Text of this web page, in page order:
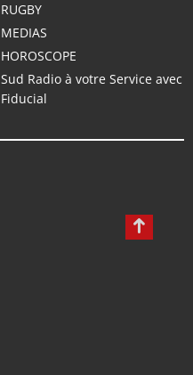
RUGBY
MEDIAS
HOROSCOPE
Sud Radio à votre Service avec
Fiducial